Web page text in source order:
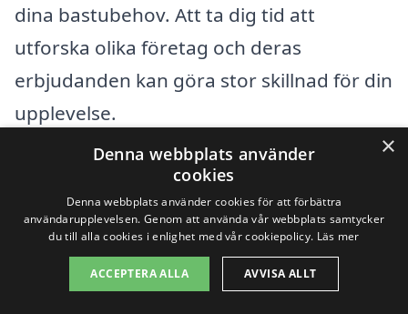
dina bastubehov. Att ta dig tid att
utforska olika företag och deras
erbjudanden kan göra stor skillnad för din
upplevelse.
Här är några av de närliggande städer
där du kan hitta experter på bastu:
Kungälv
×
Denna webbplats använder
cookies
Denna webbplats använder cookies för att förbättra
användarupplevelsen. Genom att använda vår webbplats samtycker
du till alla cookies i enlighet med vår cookiepolicy. Läs mer
ACCEPTERA ALLA AVVISA ALLT